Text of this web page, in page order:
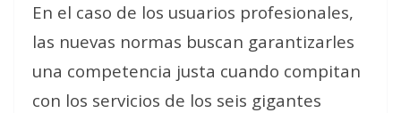
En el caso de los usuarios profesionales,
las nuevas normas buscan garantizarles
una competencia justa cuando compitan
con los servicios de los seis gigantes